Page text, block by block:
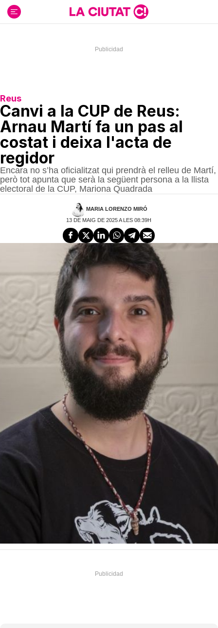
contenido
Reus
Canvi a la CUP de Reus:
Arnau Martí fa un pas al
costat i deixa l'acta de
regidor
Encara no s’ha oficialitzat qui prendrà el relleu de Martí,
però tot apunta que serà la següent persona a la llista
electoral de la CUP, Mariona Quadrada
MARIA LORENZO MIRÓ
13 DE MAIG DE 2025 A LES 08:39H